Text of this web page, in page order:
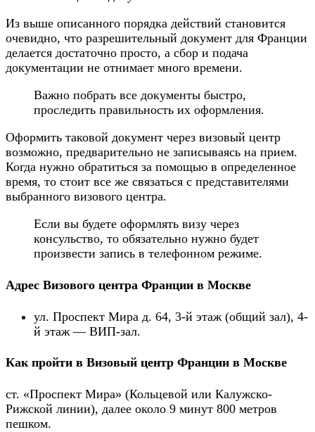
Из выше описанного порядка действий становится
очевидно, что разрешительный документ для Франции
делается достаточно просто, а сбор и подача
документации не отнимает много времени.
Важно побрать все документы быстро,
проследить правильность их оформления.
Оформить таковой документ через визовый центр
возможно, предварительно не записываясь на прием.
Когда нужно обратиться за помощью в определенное
время, то стоит все же связаться с представителями
выбранного визового центра.
Если вы будете оформлять визу через
консульство, то обязательно нужно будет
произвести запись в телефонном режиме.
Адрес Визового центра Франции в Москве
ул. Проспект Мира д. 64, 3-й этаж (общий зал), 4-
й этаж — ВИП-зал.
Как пройти в Визовый центр Франции в Москве
ст. «Проспект Мира» (Кольцевой или Калужско-
Рижской линии), далее около 9 минут 800 метров
пешком.